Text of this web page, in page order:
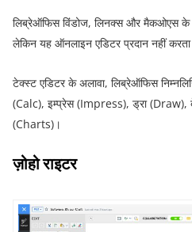
लिब्रेऑफिस विंडोज, लिनक्स और मैकओएस के
लेकिन यह ऑनलाइन एडिटर प्रदान नहीं
टेक्स्ट एडिटर के अलावा, लिब्रेऑफिस
(Calc), इम्प्रेस (Impress), ड्रा (Draw),
(Charts)।
ज़ोहो राइटर